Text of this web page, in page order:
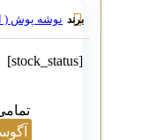
نوشه پوش (
تمامی
آگوست 8, 2026